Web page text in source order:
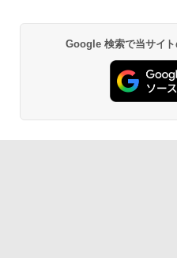
Google 検索で当サイ